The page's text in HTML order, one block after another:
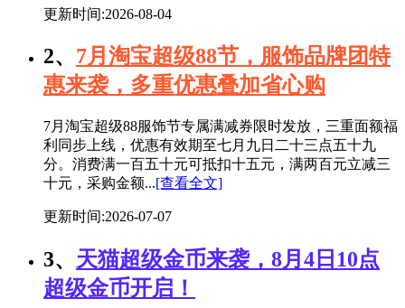
更新时间:2026-08-04
2、 7月淘宝超级88节，服饰品牌团特
惠来袭，多重优惠叠加省心购
7月淘宝超级88服饰节专属满减券限时发放，三重面额福
利同步上线，优惠有效期至七月九日二十三点五十九
分。消费满一百五十元可抵扣十五元，满两百元立减三
十元，采购金额...[查看全文]
更新时间:2026-07-07
3、 天猫超级金币来袭，8月4日10点
超级金币开启！